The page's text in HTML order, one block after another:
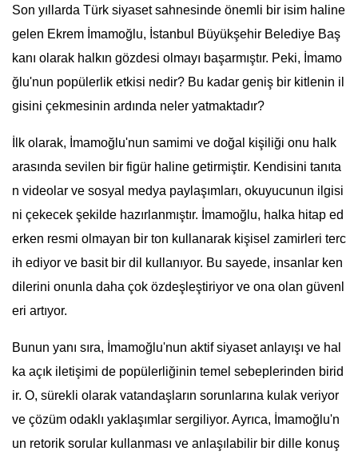
Son yıllarda Türk siyaset sahnesinde önemli bir isim haline
gelen Ekrem İmamoğlu, İstanbul Büyükşehir Belediye Baş
kanı olarak halkın gözdesi olmayı başarmıştır. Peki, İmamo
ğlu'nun popülerlik etkisi nedir? Bu kadar geniş bir kitlenin il
gisini çekmesinin ardında neler yatmaktadır?
İlk olarak, İmamoğlu'nun samimi ve doğal kişiliği onu halk
arasında sevilen bir figür haline getirmiştir. Kendisini tanıta
n videolar ve sosyal medya paylaşımları, okuyucunun ilgisi
ni çekecek şekilde hazırlanmıştır. İmamoğlu, halka hitap ed
erken resmi olmayan bir ton kullanarak kişisel zamirleri terc
ih ediyor ve basit bir dil kullanıyor. Bu sayede, insanlar ken
dilerini onunla daha çok özdeşleştiriyor ve ona olan güvenl
eri artıyor.
Bunun yanı sıra, İmamoğlu'nun aktif siyaset anlayışı ve hal
ka açık iletişimi de popülerliğinin temel sebeplerinden birid
ir. O, sürekli olarak vatandaşların sorunlarına kulak veriyor
ve çözüm odaklı yaklaşımlar sergiliyor. Ayrıca, İmamoğlu'n
un retorik sorular kullanması ve anlaşılabilir bir dille konuş